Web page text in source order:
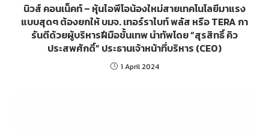
นิวส์ คอนเน็คท์ – หุ้นไอพีโอน้องใหม่สายเทคโนโลยีมาแรง
แบบสุดๆ ต้องยกให้ บมจ. เทอร์ราไบท์ พลัส หรือ TERA กา
รันตีด้วยผู้บริหารฝีมือขั้นเทพ นำทัพโดย “สุรสิทธิ์ คิว
ประสพศักดิ์” ประธานเจ้าหน้าที่บริหาร (CEO)
1 April 2024